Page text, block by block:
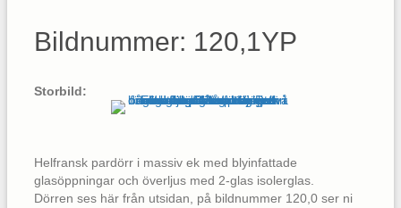
Bildnummer: 120,1YP
Storbild:
Helfransk pardörr i massiv ek med blyinfattade
glasöppningar och överljus med 2-glas isolerglas.
Dörren ses här från utsidan, på bildnummer 120,0 ser ni